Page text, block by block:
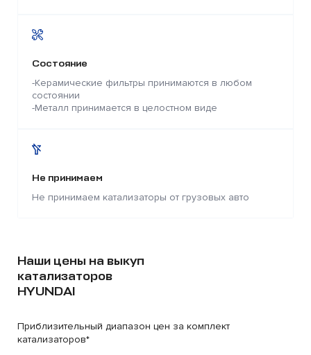
Состояние
-Керамические фильтры принимаются в любом
состоянии
-Металл принимается в целостном виде
Не принимаем
Не принимаем катализаторы от грузовых авто
Наши цены на выкуп
катализаторов
HYUNDAI
Приблизительный диапазон цен за комплект
катализаторов*